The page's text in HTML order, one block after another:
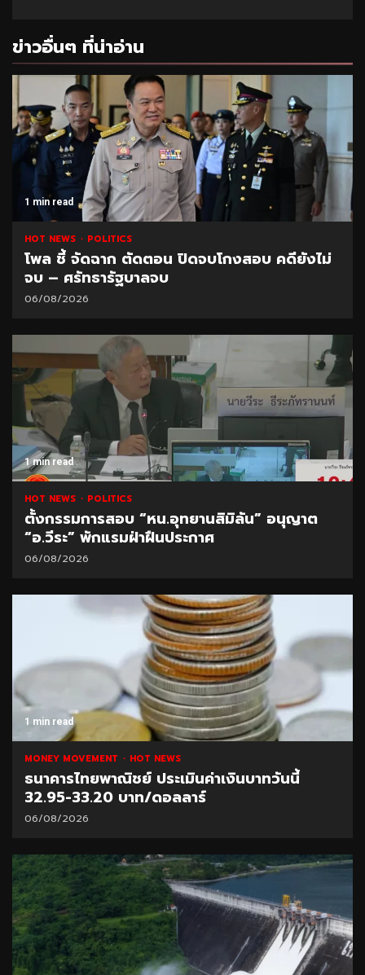
ข่าวอื่นๆ ที่น่าอ่าน
1 min read
HOT NEWS POLITICS
โพล ชี้ จัดฉาก ตัดตอน ปิดจบโกงสอบ คดียังไม่
จบ – ศรัทธารัฐบาลจบ
06/08/2026
1 min read
HOT NEWS POLITICS
ตั้งกรรมการสอบ “หน.อุทยานสิมิลัน” อนุญาต
“อ.วีระ” พักแรมฝ่าฝืนประกาศ
06/08/2026
1 min read
MONEY MOVEMENT HOT NEWS
ธนาคารไทยพาณิชย์ ประเมินค่าเงินบาทวันนี้
32.95-33.20 บาท/ดอลลาร์
06/08/2026